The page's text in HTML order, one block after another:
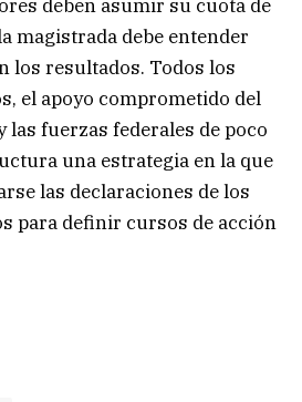
deben asumir su cuota de
magistrada debe entender
los resultados. Todos los
el apoyo comprometido del
las fuerzas federales de poco
una estrategia en la que
las declaraciones de los
para definir cursos de acción